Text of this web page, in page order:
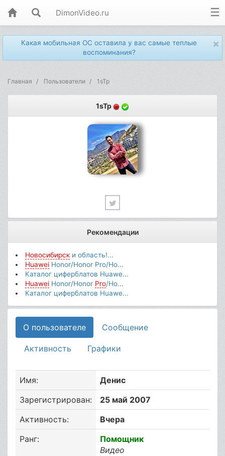
DimonVideo.ru
×
Какая мобильная ОС оставила у вас самые теплые
воспоминания?
Главная Пользователи 1sTp
1sTp
Рекомендации
Новосибирск и область!...
Huawei Honor/Honor Pro/Ho...
Каталог циферблатов Huawe...
Huawei Honor/Honor Pro/Ho...
Каталог циферблатов Huawe...
О пользователе Сообщение
Активность Графики
Имя:
Денис
Зарегистрирован:
25 май 2007
Активность:
Вчера
Ранг:
Помощник
Видео